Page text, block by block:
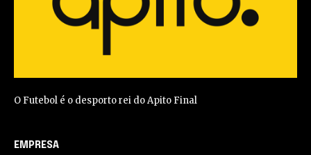
O Futebol é o desporto rei do Apito Final
EMPRESA